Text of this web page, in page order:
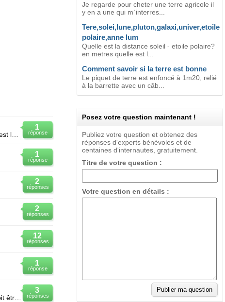
1
réponse
La terre tourne autour du soleil a environ 150 millions de km 1 quelle est la distance en km a t
1
réponse
2
réponses
2
réponses
12
réponses
1
réponse
3
réponses
En combien de temps la lune tourne t-elle sur la terre ? (ces temps doit être exprimé en jour svp) m
Je regarde pour cheter une terre agricole il
y en a une qui m`interres...
Tere,solei,lune,pluton,galaxi,univer,etoile
polaire,anne lum
Quelle est la distance soleil - etoile polaire?
en metres quelle est l...
Comment savoir si la terre est bonne
Le piquet de terre est enfoncé à 1m20, relié
à la barrette avec un câb...
Posez votre question maintenant !
Publiez votre question et obtenez des
réponses d'experts bénévoles et de
centaines d'internautes, gratuitement.
Titre de votre question :
Votre question en détails :